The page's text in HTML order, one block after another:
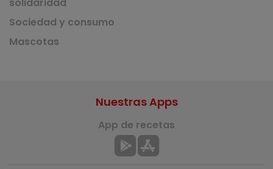
solidaridad
Sociedad y consumo
Mascotas
Nuestras Apps
App de recetas